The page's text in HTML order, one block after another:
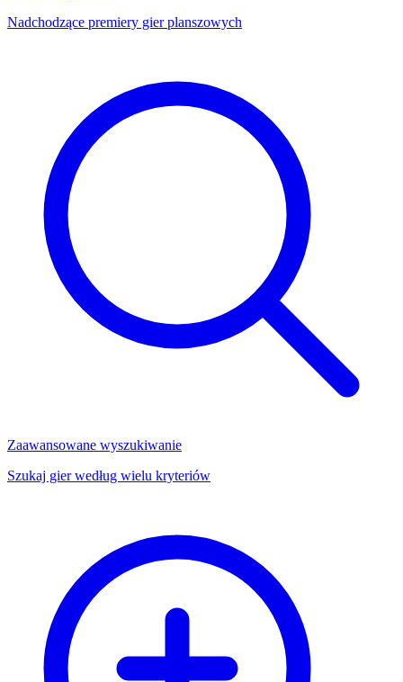
Nadchodzące premiery gier planszowych
Zaawansowane wyszukiwanie
Szukaj gier według wielu kryteriów